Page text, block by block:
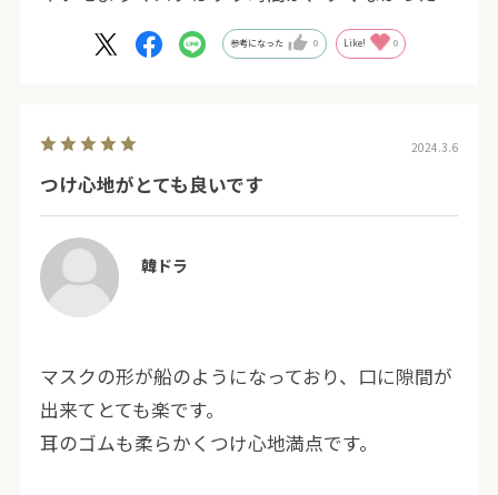
参考になった 0 Like! 0
2024.3.6
つけ心地がとても良いです
韓ドラ
マスクの形が船のようになっており、口に隙間が
出来てとても楽です。
耳のゴムも柔らかくつけ心地満点です。